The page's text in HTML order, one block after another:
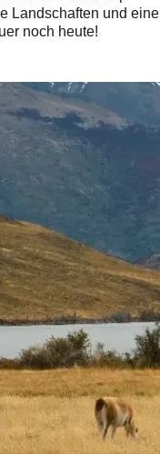
Landschaften und eine
noch heute!